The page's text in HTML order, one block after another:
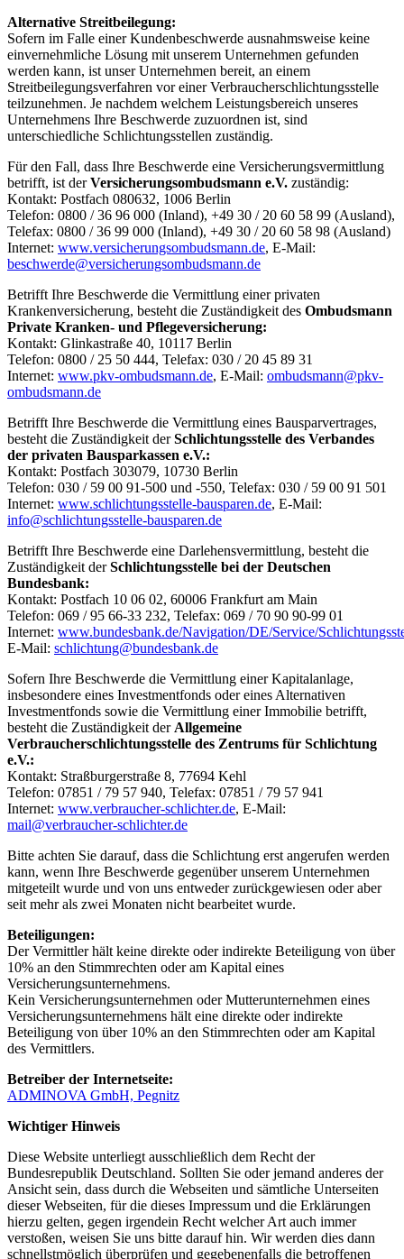
Alternative Streitbeilegung:
Sofern im Falle einer Kundenbeschwerde ausnahmsweise keine
einvernehmliche Lösung mit unserem Unternehmen gefunden
werden kann, ist unser Unternehmen bereit, an einem
Streitbeilegungsverfahren vor einer Verbraucherschlichtungsstelle
teilzunehmen. Je nachdem welchem Leistungsbereich unseres
Unternehmens Ihre Beschwerde zuzuordnen ist, sind
unterschiedliche Schlichtungsstellen zuständig.
Für den Fall, dass Ihre Beschwerde eine Versicherungsvermittlung
betrifft, ist derVersicherungsombudsmann e.V. zuständig:
Kontakt: Postfach 080632, 1006 Berlin
Telefon: 0800 / 36 96 000 (Inland), +49 30 / 20 60 58 99 (Ausland),
Telefax: 0800 / 36 99 000 (Inland), +49 30 / 20 60 58 98 (Ausland)
Internet: www.versicherungsombudsmann.de, E-Mail:
beschwerde@versicherungsombudsmann.de
Betrifft Ihre Beschwerde die Vermittlung einer privaten
Krankenversicherung, besteht die Zuständigkeit des Ombudsmann
Private Kranken- und Pflegeversicherung:
Kontakt: Glinkastraße 40, 10117 Berlin
Telefon: 0800 / 25 50 444, Telefax: 030 / 20 45 89 31
Internet: www.pkv-ombudsmann.de, E-Mail: ombudsmann@pkv-
ombudsmann.de
Betrifft Ihre Beschwerde die Vermittlung eines Bausparvertrages,
besteht die Zuständigkeit derSchlichtungsstelle des Verbandes
der privaten Bausparkassen e.V.:
Kontakt: Postfach 303079, 10730 Berlin
Telefon: 030 / 59 00 91-500 und -550, Telefax: 030 / 59 00 91 501
Internet: www.schlichtungsstelle-bausparen.de, E-Mail:
info@schlichtungsstelle-bausparen.de
Betrifft Ihre Beschwerde eine Darlehensvermittlung, besteht die
Zuständigkeit derSchlichtungsstelle bei der Deutschen
Bundesbank:
Kontakt: Postfach 10 06 02, 60006 Frankfurt am Main
Telefon: 069 / 95 66-33 232, Telefax: 069 / 70 90 90-99 01
Internet: www.bundesbank.de/Navigation/DE/Service/
E-Mail: schlichtung@bundesbank.de
Sofern Ihre Beschwerde die Vermittlung einer Kapitalanlage,
insbesondere eines Investmentfonds oder eines Alternativen
Investmentfonds sowie die Vermittlung einer Immobilie betrifft,
besteht die Zuständigkeit der Allgemeine
Verbraucherschlichtungsstelle des Zentrums für Schlichtung
e.V.:
Kontakt: Straßburgerstraße 8, 77694 Kehl
Telefon: 07851 / 79 57 940, Telefax: 07851 / 79 57 941
Internet: www.verbraucher-schlichter.de, E-Mail:
mail@verbraucher-schlichter.de
Bitte achten Sie darauf, dass die Schlichtung erst angerufen werden
kann, wenn Ihre Beschwerde gegenüber unserem Unternehmen
mitgeteilt wurde und von uns entweder zurückgewiesen oder aber
seit mehr als zwei Monaten nicht bearbeitet wurde.
Beteiligungen:
Der Vermittler hält keine direkte oder indirekte Beteiligung von über
10% an den Stimmrechten oder am Kapital eines
Versicherungsunternehmens.
Kein Versicherungsunternehmen oder Mutterunternehmen eines
Versicherungsunternehmens hält eine direkte oder indirekte
Beteiligung von über 10% an den Stimmrechten oder am Kapital
des Vermittlers.
Betreiber der Internetseite:
ADMINOVA GmbH, Pegnitz
Wichtiger Hinweis
Diese Website unterliegt ausschließlich dem Recht der
Bundesrepublik Deutschland. Sollten Sie oder jemand anderes der
Ansicht sein, dass durch die Webseiten und sämtliche Unterseiten
dieser Webseiten, für die dieses Impressum und die Erklärungen
hierzu gelten, gegen irgendein Recht welcher Art auch immer
verstoßen, weisen Sie uns bitte darauf hin. Wir werden dies dann
schnellstmöglich überprüfen und gegebenenfalls die betroffenen